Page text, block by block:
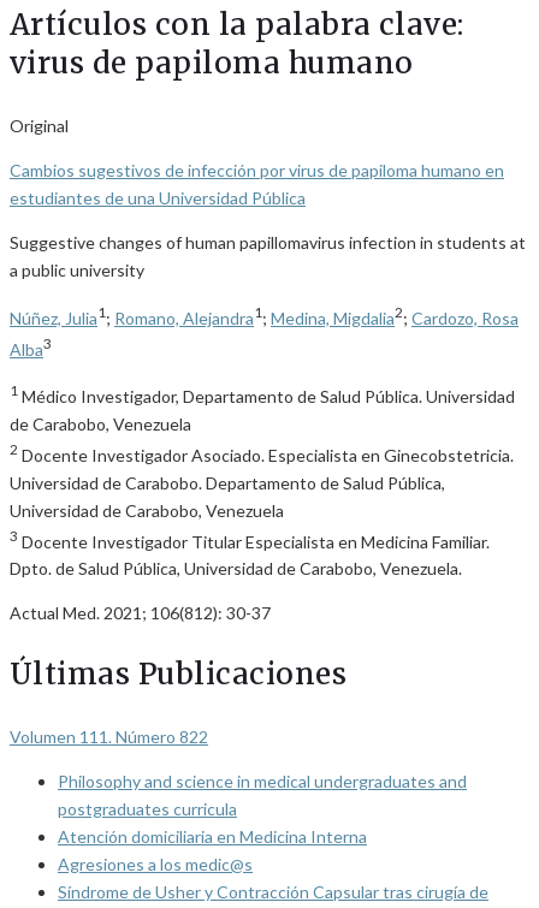
Artículos con la palabra clave:
virus de papiloma humano
Original
Cambios sugestivos de infección por virus de papiloma humano en
estudiantes de una Universidad Pública
Suggestive changes of human papillomavirus infection in students at
a public university
Núñez, Julia1 ; Romano, Alejandra1 ; Medina, Migdalia2; Cardozo, Rosa
Alba3
1 Médico Investigador, Departamento de Salud Pública. Universidad
de Carabobo, Venezuela
2 Docente Investigador Asociado. Especialista en Ginecobstetricia.
Universidad de Carabobo. Departamento de Salud Pública,
Universidad de Carabobo, Venezuela
3 Docente Investigador Titular Especialista en Medicina Familiar.
Dpto. de Salud Pública, Universidad de Carabobo, Venezuela.
Actual Med. 2021; 106(812): 30-37
Últimas Publicaciones
Volumen 111. Número 822
Philosophy and science in medical undergraduates and
postgraduates curricula
Atención domiciliaria en Medicina Interna
Agresiones a los medic@s
Síndrome de Usher y Contracción Capsular tras cirugía de